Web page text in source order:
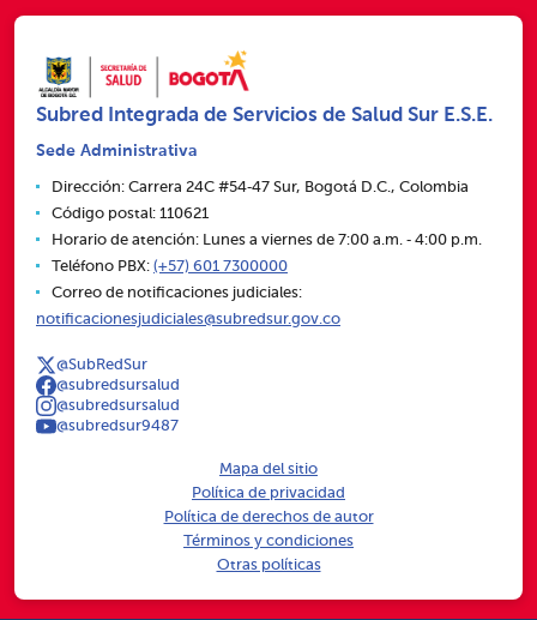
Subred Integrada de Servicios de Salud Sur E.S.E.
Sede Administrativa
Dirección: Carrera 24C #54‑47 Sur, Bogotá D.C., Colombia
Código postal: 110621
Horario de atención: Lunes a viernes de 7:00 a.m. ‑ 4:00 p.m.
Teléfono PBX: (+57) 601 7300000
Correo de notificaciones judiciales:
notificacionesjudiciales@subredsur.gov.co
@SubRedSur
@subredsursalud
@subredsursalud
@subredsur9487
Mapa del sitio
Política de privacidad
Política de derechos de autor
Términos y condiciones
Otras políticas